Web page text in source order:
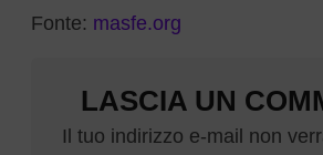
Fonte: masfe.org
LASCIA UN
Il tuo indirizzo e-mail non